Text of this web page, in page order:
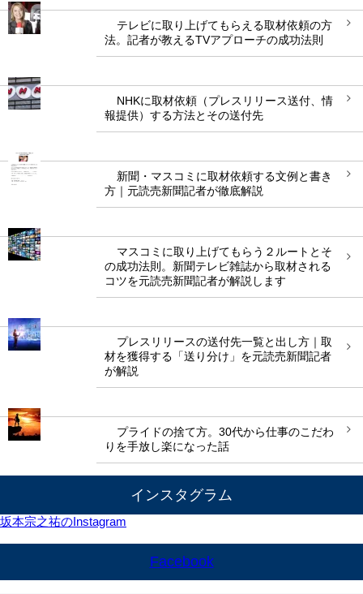
テレビに取り上げてもらえる取材依頼の方
法。記者が教えるTVアプローチの成功法則
NHKに取材依頼（プレスリリース送付、情
報提供）する方法とその送付先
新聞・マスコミに取材依頼する文例と書き
方｜元読売新聞記者が徹底解説
マスコミに取り上げてもらう２ルートとそ
の成功法則。新聞テレビ雑誌から取材される
コツを元読売新聞記者が解説します
プレスリリースの送付先一覧と出し方｜取
材を獲得する「送り分け」を元読売新聞記者
が解説
プライドの捨て方。30代から仕事のこだわ
りを手放し楽になった話
インスタグラム
坂本宗之祐のInstagram
Facebook